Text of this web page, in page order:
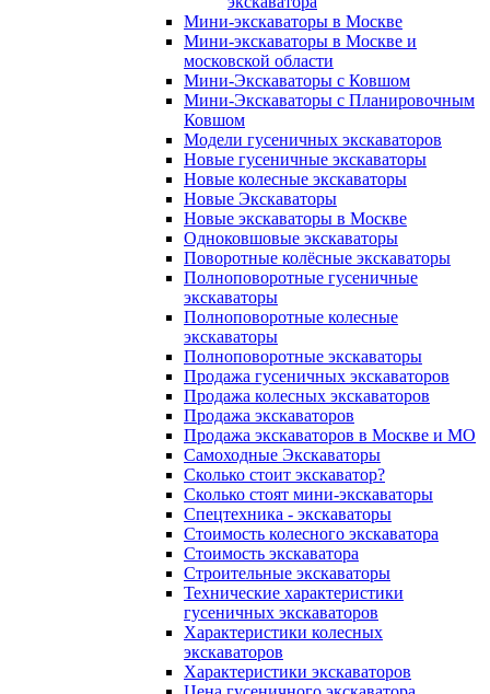
Мини-экскаваторы в Москве
Мини-экскаваторы в Москве и
московской области
Мини-Экскаваторы с Ковшом
Мини-Экскаваторы с Планировочным
Ковшом
Модели гусеничных экскаваторов
Новые гусеничные экскаваторы
Новые колесные экскаваторы
Новые Экскаваторы
Новые экскаваторы в Москве
Одноковшовые экскаваторы
Поворотные колёсные экскаваторы
Полноповоротные гусеничные
экскаваторы
Полноповоротные колесные
экскаваторы
Полноповоротные экскаваторы
Продажа гусеничных экскаваторов
Продажа колесных экскаваторов
Продажа экскаваторов
Продажа экскаваторов в Москве и МО
Самоходные Экскаваторы
Сколько стоит экскаватор?
Сколько стоят мини-экскаваторы
Спецтехника - экскаваторы
Стоимость колесного экскаватора
Стоимость экскаватора
Строительные экскаваторы
Технические характеристики
гусеничных экскаваторов
Характеристики колесных
экскаваторов
Характеристики экскаваторов